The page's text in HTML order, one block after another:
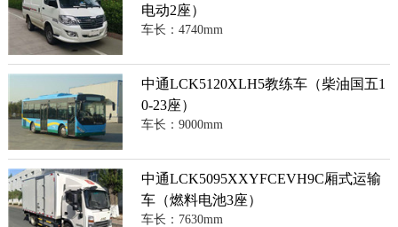
电动2座）
车长：4740mm
中通LCK5120XLH5教练车（柴油国五1
0-23座）
车长：9000mm
中通LCK5095XXYFCEVH9C厢式运输
车（燃料电池3座）
车长：7630mm